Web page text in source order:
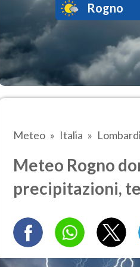
Rogno
Meteo Italia
Meteo Rogno
precipitazioni,